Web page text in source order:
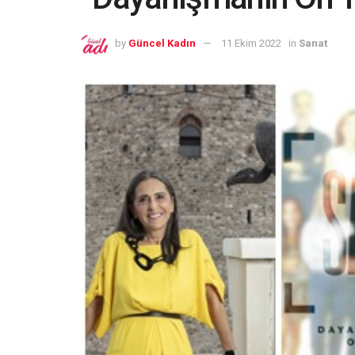
by Güncel Kadın 11 Ekim 2022 in Sanat